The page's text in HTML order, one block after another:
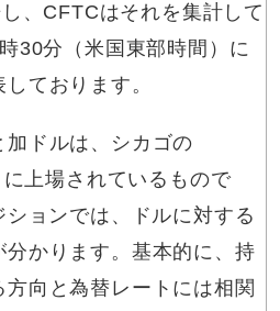
、CFTCはそれを集計して
30分（米国東部時間）に
ております。
加ドルは、シカゴの
上場されているもので
ョンでは、ドルに対する
かります。基本的に、持
向と為替レートには相関